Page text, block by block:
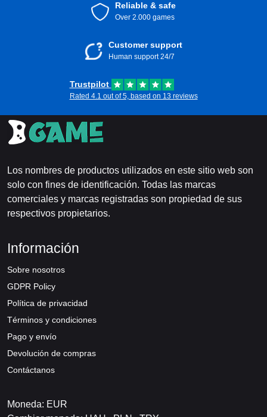
Reliable & safe
Over 2.000 games
Customer support
Human support 24/7
Trustpilot
Rated 4.1 out of 5, based on 13 reviews
Los nombres de productos utilizados en este sitio web son
solo con fines de identificación. Todas las marcas
comerciales y marcas registradas son propiedad de sus
respectivos propietarios.
Información
Sobre nosotros
GDPR Policy
Política de privacidad
Términos y condiciones
Pago y envío
Devolución de compras
Contáctanos
Moneda: EUR